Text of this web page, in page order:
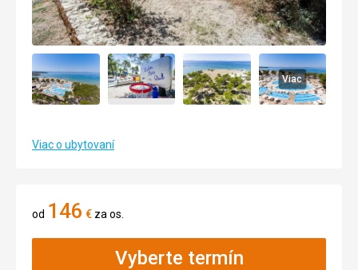
Viac
Viac o ubytovaní
od 146 € za os.
Vyberte termín